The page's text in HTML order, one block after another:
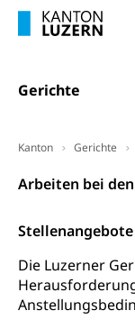
Gerichte
Kanton Gerichte
Arbeiten bei
Stellenangebote
Die Luzerner
Cassis-deDijon-
sichere